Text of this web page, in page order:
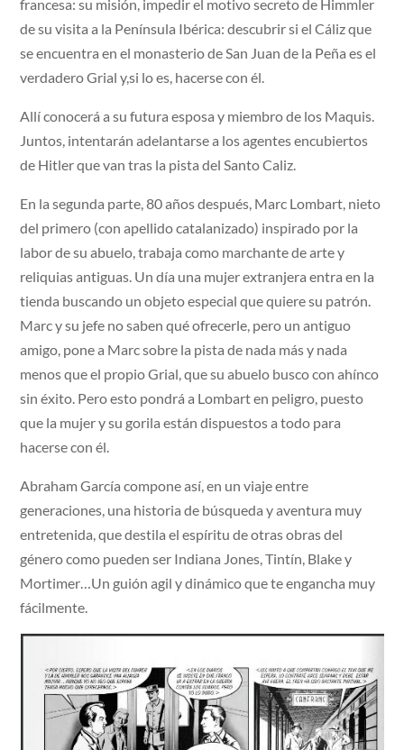
francesa: su misión, impedir el motivo secreto de Himmler
de su visita a la Península Ibérica: descubrir si el Cáliz que
se encuentra en el monasterio de San Juan de la Peña es el
verdadero Grial y,si lo es, hacerse con él.
Allí conocerá a su futura esposa y miembro de los Maquis.
Juntos, intentarán adelantarse a los agentes encubiertos
de Hitler que van tras la pista del Santo Caliz.
En la segunda parte, 80 años después, Marc Lombart, nieto
del primero (con apellido catalanizado) inspirado por la
labor de su abuelo, trabaja como marchante de arte y
reliquias antiguas. Un día una mujer extranjera entra en la
tienda buscando un objeto especial que quiere su patrón.
Marc y su jefe no saben qué ofrecerle, pero un antiguo
amigo, pone a Marc sobre la pista de nada más y nada
menos que el propio Grial, que su abuelo busco con ahínco
sin éxito. Pero esto pondrá a Lombart en peligro, puesto
que la mujer y su gorila están dispuestos a todo para
hacerse con él.
Abraham García compone así, en un viaje entre
generaciones, una historia de búsqueda y aventura muy
entretenida, que destila el espíritu de otras obras del
género como pueden ser Indiana Jones, Tintín, Blake y
Mortimer…Un guión agil y dinámico que te engancha muy
fácilmente.